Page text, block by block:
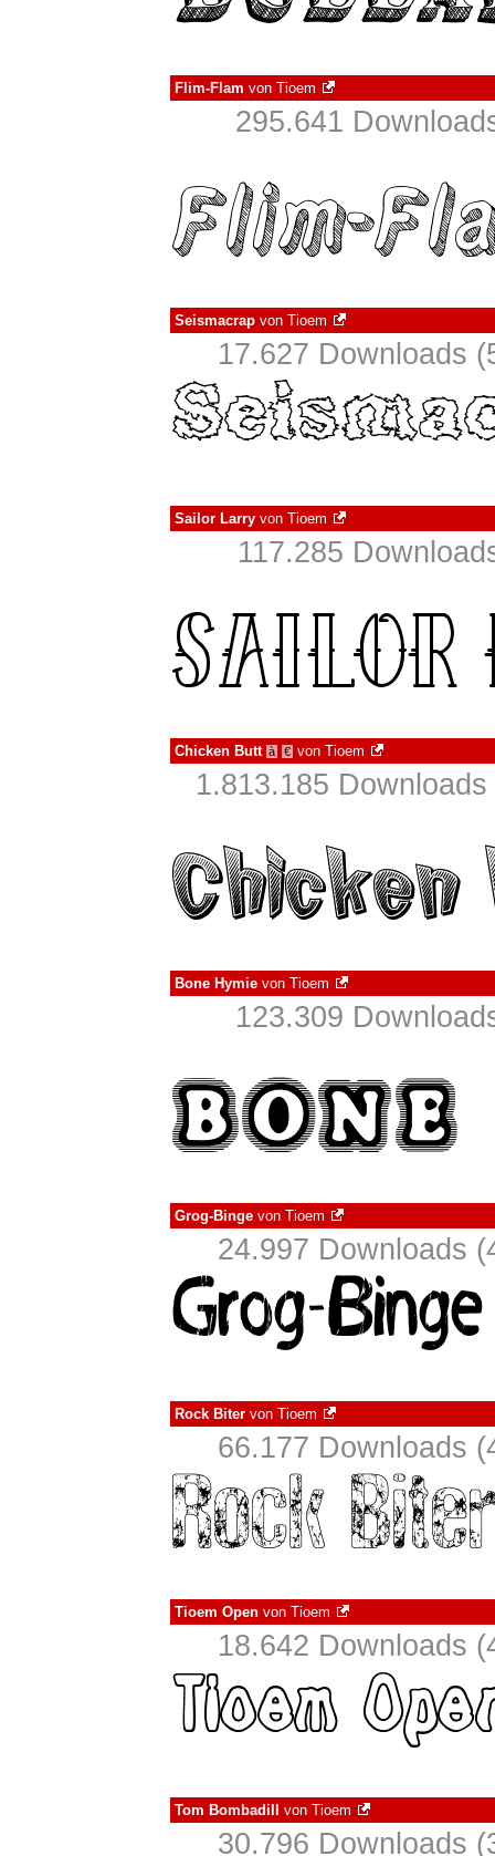
Flim-Flam von Tioem
295.641
Seismacrap von Tioem
17.627 Downloads
Sailor Larry von Tioem
117.285
Chicken Butt à € von Tioem
1.813.185
Bone Hymie von Tioem
123.309
Grog-Binge von Tioem
24.997 Downloads
Rock Biter von Tioem
66.177 Downloads
Tioem Open von Tioem
18.642 Downloads
Tom Bombadill von Tioem
30.796 Downloads